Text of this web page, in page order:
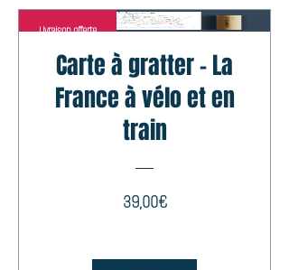
Livraison offerte
Carte à gratter - La
France à vélo et en
train
39,00€Prix